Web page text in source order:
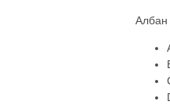
Албан